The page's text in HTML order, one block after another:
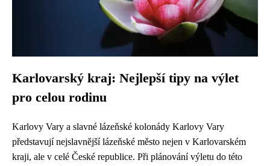
Karlovarský kraj: Nejlepší tipy na výlet
pro celou rodinu
Karlovy Vary a slavné lázeňské kolonády Karlovy Vary
představují nejslavnější lázeňské město nejen v Karlovarském
kraji, ale v celé České republice. Při plánování výletu do této